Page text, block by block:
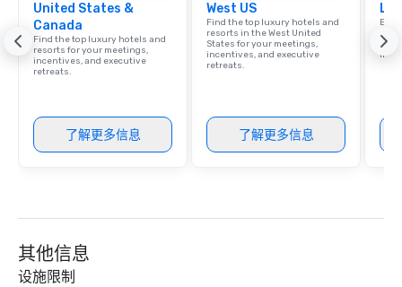
United States &
Canada
Find the top luxury hotels and
resorts for your meetings,
incentives, and executive
retreats.
了解更多信息
West US
Find the top luxury hotels and
resorts in the West United
States for your meetings,
incentives, and executive
retreats.
了解更多信息
其他信息
设施限制